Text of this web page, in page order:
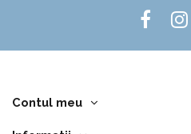
Contul meu